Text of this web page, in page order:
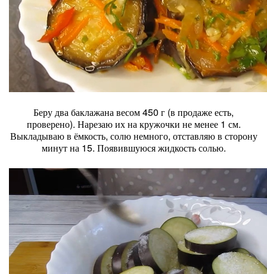
Беру два баклажана весом 450 г (в продаже есть,
проверено). Нарезаю их на кружочки не менее 1 см.
Выкладываю в ёмкость, солю немного, отставляю в сторону
минут на 15. Появившуюся жидкость солью.